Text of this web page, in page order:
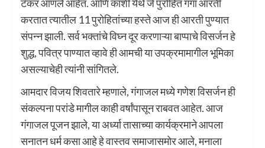
टँकर आणले आहेत. आणि काशी येथे जे पुरोहित गंगा आरती
करतात त्यातील 11 पुरोहितांच्या हस्ते आज ही आरती पुण्यात
संपन्न झाली. सर्व भक्तांचे विघ्न दूर करणाऱ्या बाप्पाचे विसर्जन हे
शुद्ध, पवित्र पाण्यात व्हावे ही आमची या उपक्रमामागील भूमिका
असल्याचेही त्यांनी सांगितले.
आमदार विजय शिवतारे म्हणाले, गंगाजल मध्ये गणेश विसर्जन ही
संकल्पना परांडे मागील काही वर्षांपासून राबवत आहेत. आज
गंगाजल पूजन झाले, या अर्ध्या तासाच्या कार्यक्रमाने आपला
सनातन धर्म कसा आहे हे वास्तव समाजासमोर आले, मनाला